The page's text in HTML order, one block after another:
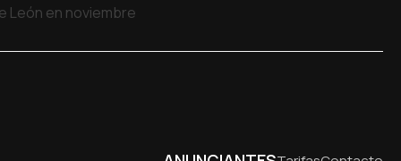
León en noviembre